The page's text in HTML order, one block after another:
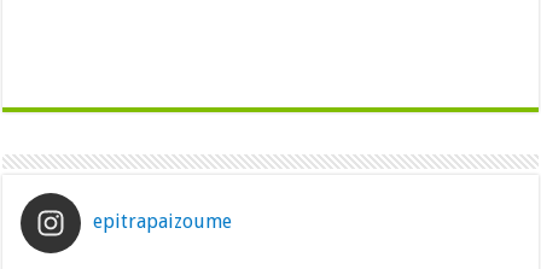
epitrapaizoume